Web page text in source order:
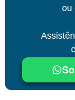
ou